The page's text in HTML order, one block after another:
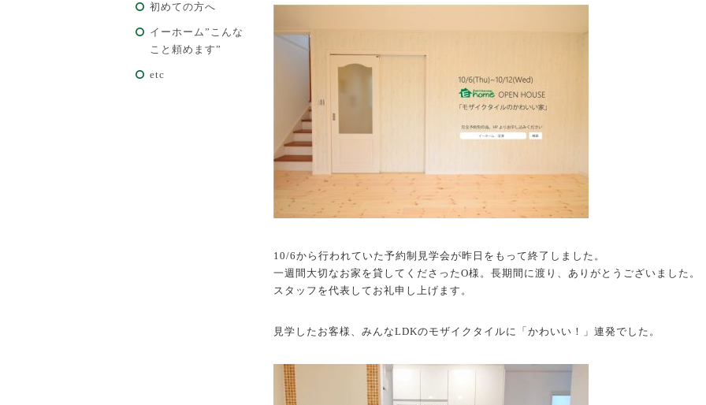
初めての方へ
イーホーム”こんな
こと頼めます”
etc
10/6から行われていた予約制見学会が昨日をもって終了しました。
一週間大切なお家を貸してくださったO様。長期間に渡り、ありがとうございました。
スタッフを代表してお礼申し上げます。
見学したお客様、みんなLDKのモザイクタイルに「かわいい！」連発でした。